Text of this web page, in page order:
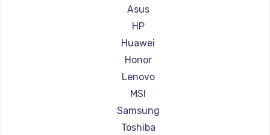
Ремонт ноутбуков Gigabyte
Ремонт ноутбуков Aorus
Ремонт ноутбуков Maibenben
Ремонт ноутбуков Getac
Ремонт ноутбуков Epson
Ремонт ноутбуков Philips
Ремонт ноутбуков LG
Ремонт ноутбуков Panasonic
Asus
HP
Huawei
Honor
Lenovo
MSI
Samsung
Toshiba